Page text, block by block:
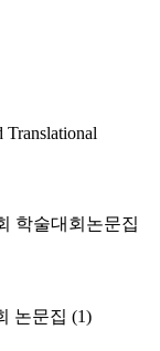
Translational
학술대회논문집
논문집 (1)